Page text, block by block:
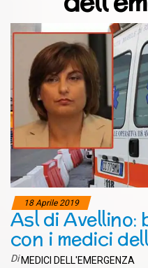
18 Aprile 2019
Asl di
con i medici
Di MEDICI DELL'EMERGENZA